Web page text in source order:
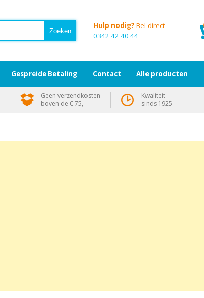
Hulp nodig? Bel direct
0342 42 40 44
Gespreide Betaling Contact Alle producten
Geen verzendkosten
boven de € 75,-
Kwaliteit
sinds 1925